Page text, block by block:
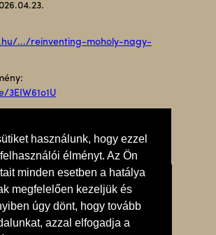
használunk, hogy ezzel
élményt. Az Ön
minden esetben a hatálya
megfelelően kezeljük és
úgy dönt, hogy tovább
azzal elfogadja a
.../reinventing-moholy-nagy-